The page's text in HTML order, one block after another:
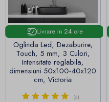
Livrare in 24 ore
Oglinda Led, Dezaburire,
Touch, 5 mm, 3 Culori,
Intensitate reglabila,
dimensiuni 50x100-40x120
cm, Victoria
(6)